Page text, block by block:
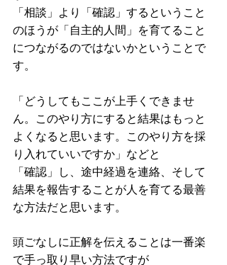
「相談」より「確認」するということ
のほうが「自主的人間」を育てること
につながるのではないかということで
す。
「どうしてもここが上手くできませ
ん。このやり方にすると結果はもっと
よくなると思います。このやり方を採
り入れていいですか」などと
「確認」し、途中経過を連絡、そして
結果を報告することが人を育てる最善
な方法だと思います。
頭ごなしに正解を伝えることは一番楽
で手っ取り早い方法ですが